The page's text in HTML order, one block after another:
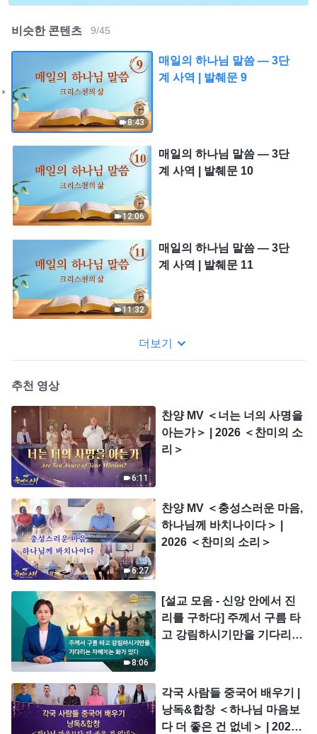
비슷한 콘텐츠 9/45
8:43
매일의 하나님 말씀 ― 3단
계 사역 | 발췌문 9
12:06
매일의 하나님 말씀 ― 3단
계 사역 | 발췌문 10
11:32
매일의 하나님 말씀 ― 3단
계 사역 | 발췌문 11
더보기
추천 영상
6:11
찬양 MV ＜너는 너의 사명을
아는가＞ | 2026 ＜찬미의 소
리＞
6:27
찬양 MV ＜충성스러운 마음,
하나님께 바치나이다＞ |
2026 ＜찬미의 소리＞
8:06
[설교 모음 - 신앙 안에서 진
리를 구하다] 주께서 구름 타
고 강림하시기만을 기다리는
각국 사람들 중국어 배우기 |
낭독&합창 ＜하나님 마음보
다 더 좋은 건 없네＞ | 2026